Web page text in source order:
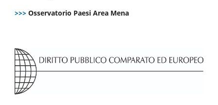
>>> Osservatorio Paesi Area Mena